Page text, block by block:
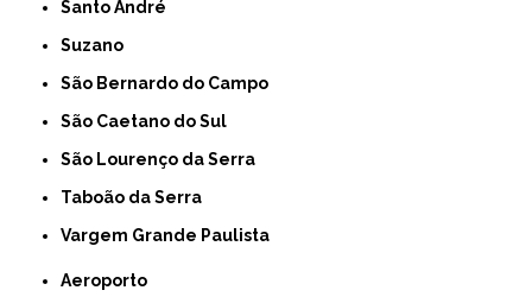
Santo André
Suzano
São Bernardo do Campo
São Caetano do Sul
São Lourenço da Serra
Taboão da Serra
Vargem Grande Paulista
Aeroporto